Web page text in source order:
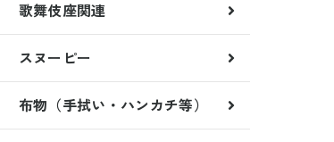
歌舞伎座関連
スヌーピー
布物（手拭い・ハンカチ等）